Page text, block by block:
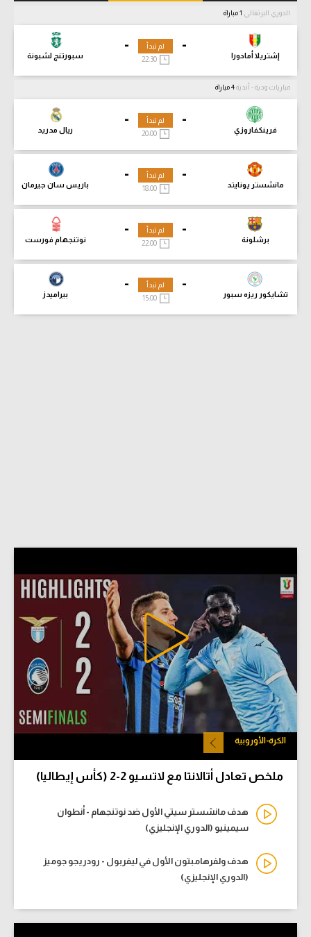
الدوري البرتغالي
-
إشتريلا أمادورا
-
سبورتنج لشبونة
لم تبدأ
مباريات ودية - أندية
-
فرينكفاروزي
-
ريال مدريد
لم تبدأ
-
مانشستر يونايتد
-
باريس سان جيرمان
لم تبدأ
18:00
-
برشلونة
-
نوتنجهام فورست
لم تبدأ
-
تشايكور ريزه سبور
-
بيراميدز
لم تبدأ
15:00
الكرة-الأوروبية
ملخص تعادل أتالانتا مع لاتسيو 2-2 (كأس إيطاليا)
هدف مانشستر سيتي الأول ضد نوتنجهام - أنطوان
سيمينيو (الدوري الإنجليزي)
هدف ولفرهامبتون الأول في ليفربول - رودريجو جوميز
(الدوري الإنجليزي)